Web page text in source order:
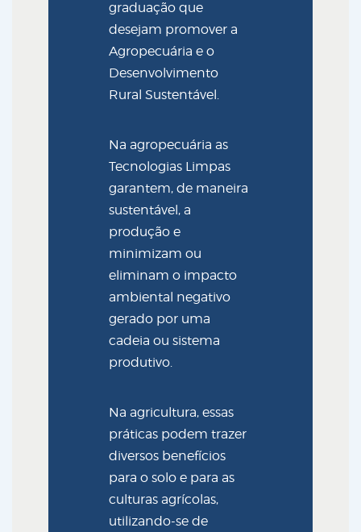
graduação que
desejam promover a
Agropecuária e o
Desenvolvimento
Rural Sustentável.
Na agropecuária as
Tecnologias Limpas
garantem, de maneira
sustentável, a
produção e
minimizam ou
eliminam o impacto
ambiental negativo
gerado por uma
cadeia ou sistema
produtivo.
Na agricultura, essas
práticas podem trazer
diversos benefícios
para o solo e para as
culturas agrícolas,
utilizando-se de